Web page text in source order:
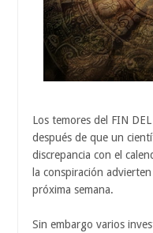
Los temores del FIN
después de que un
discrepancia con el
la conspiración
próxima semana.
Sin embargo varios